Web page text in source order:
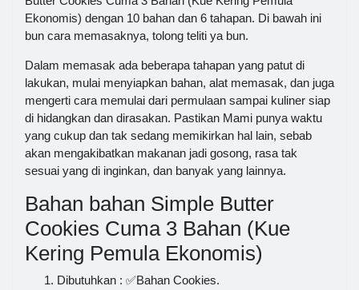
Ekonomis) dengan 10 bahan dan 6 tahapan. Di bawah ini
bun cara memasaknya, tolong teliti ya bun.
Dalam memasak ada beberapa tahapan yang patut di
lakukan, mulai menyiapkan bahan, alat memasak, dan juga
mengerti cara memulai dari permulaan sampai kuliner siap
di hidangkan dan dirasakan. Pastikan Mami punya waktu
yang cukup dan tak sedang memikirkan hal lain, sebab
akan mengakibatkan makanan jadi gosong, rasa tak
sesuai yang di inginkan, dan banyak yang lainnya.
Bahan bahan Simple Butter
Cookies Cuma 3 Bahan (Kue
Kering Pemula Ekonomis)
Dibutuhkan : ✅️Bahan Cookies.